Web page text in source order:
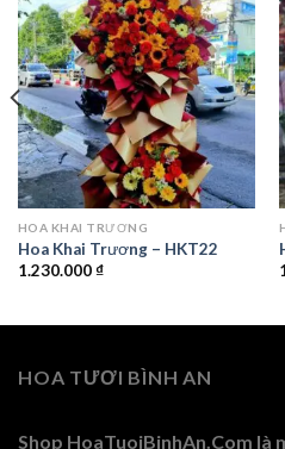
HOA KHAI TRƯƠNG
Hoa Khai Trương – HKT22
1.230.000₫
₫.
HOA TƯƠI BÌNH AN
Shop HoaTuoiBinhAn.Com là